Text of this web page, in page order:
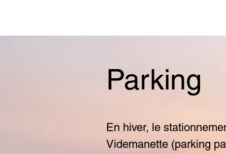
Parking
En hiver, le
Videmanette (parking